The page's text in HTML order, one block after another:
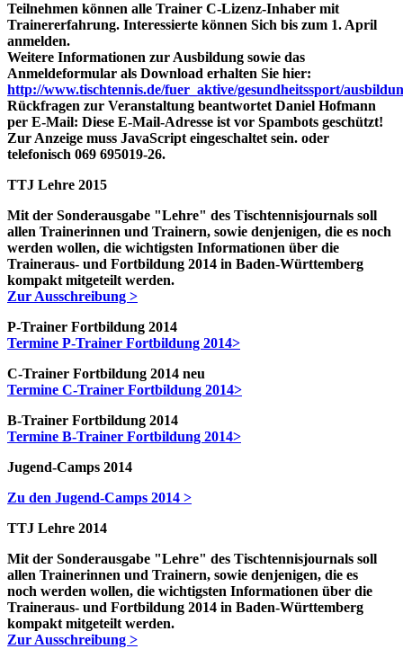
Teilnehmen können alle Trainer C-Lizenz-Inhaber mit
Trainererfahrung. Interessierte können Sich bis zum 1. April
anmelden.
Weitere Informationen zur Ausbildung sowie das
Anmeldeformular als Download erhalten Sie hier:
http://www.tischtennis.de/fuer_aktive/gesundheitssport/
Rückfragen zur Veranstaltung beantwortet Daniel Hofmann
per E-Mail: Diese E-Mail-Adresse ist vor Spambots geschützt!
Zur Anzeige muss JavaScript eingeschaltet sein. oder
telefonisch 069 695019-26.
TTJ Lehre 2015
Mit der Sonderausgabe "Lehre" des Tischtennisjournals soll
allen Trainerinnen und Trainern, sowie denjenigen, die es noch
werden wollen, die wichtigsten Informationen über die
Traineraus- und Fortbildung 2014 in Baden-Württemberg
kompakt mitgeteilt werden.
Zur Ausschreibung >
P-Trainer Fortbildung 2014
Termine P-Trainer Fortbildung 2014>
C-Trainer Fortbildung 2014 neu
Termine C-Trainer Fortbildung 2014>
B-Trainer Fortbildung 2014
Termine B-Trainer Fortbildung 2014>
Jugend-Camps 2014
Zu den Jugend-Camps 2014 >
TTJ Lehre 2014
Mit der Sonderausgabe "Lehre" des Tischtennisjournals soll
allen Trainerinnen und Trainern, sowie denjenigen, die es
noch werden wollen, die wichtigsten Informationen über die
Traineraus- und Fortbildung 2014 in Baden-Württemberg
kompakt mitgeteilt werden.
Zur Ausschreibung >